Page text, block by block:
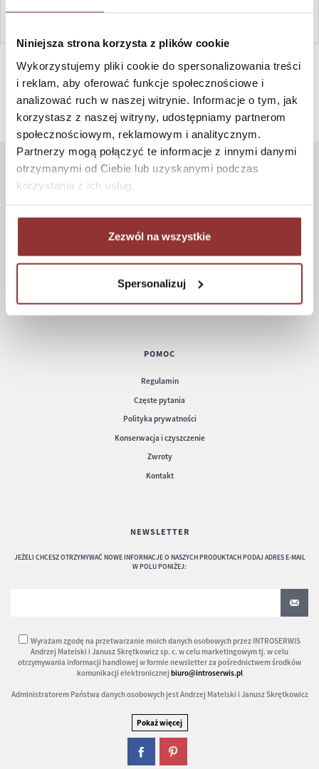
Niniejsza strona korzysta z plików cookie
Wykorzystujemy pliki cookie do spersonalizowania treści
i reklam, aby oferować funkcje społecznościowe i
analizować ruch w naszej witrynie. Informacje o tym, jak
korzystasz z naszej witryny, udostępniamy partnerom
społecznościowym, reklamowym i analitycznym.
Partnerzy mogą połączyć te informacje z innymi danymi
otrzymanymi od Ciebie lub uzyskanymi podczas
korzystania z ich usług.
Zezwól na wszystkie
Spersonalizuj
381 865
Koszt dostawy
Informacje techniczne
POMOC
Regulamin
Częste pytania
Polityka prywatności
Konserwacja i czyszczenie
Zwroty
Kontakt
NEWSLETTER
JEŻELI CHCESZ OTRZYMYWAĆ NOWE INFORMACJE O NASZYCH PRODUKTACH PODAJ ADRES E-MAIL
W POLU PONIŻEJ:
Wyrażam zgodę na przetwarzanie moich danych osobowych przez INTROSERWIS
Andrzej Matelski i Janusz Skrętkowicz sp. c. w celu marketingowym tj. w celu
otrzymywania informacji handlowej w formie newsletter za pośrednictwem środków
komunikacji elektronicznej biuro@introserwis.pl
Administratorem Państwa danych osobowych jest Andrzej Matelski i Janusz Skrętkowicz